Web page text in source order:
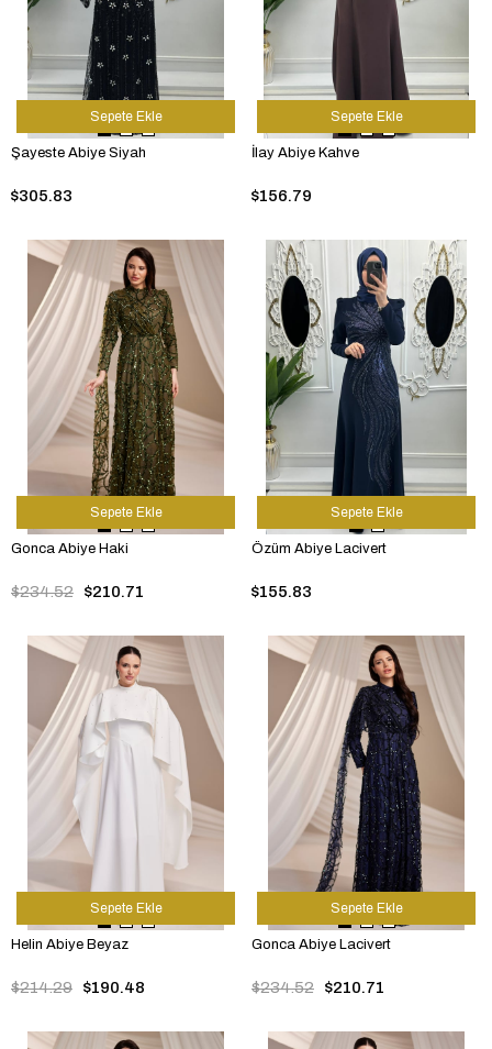
Şayeste Abiye Siyah
$305.83
Sepete Ekle
İlay Abiye Kahve
$156.79
Sepete Ekle
Gonca Abiye Haki
$210.71
$234.52
Sepete Ekle
Özüm Abiye Lacivert
$155.83
Sepete Ekle
Helin Abiye Beyaz
$190.48
$214.29
Sepete Ekle
Gonca Abiye Lacivert
$210.71
$234.52
Sepete Ekle